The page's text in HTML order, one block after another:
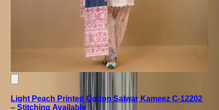
Light Peach Printed Cotton Salwar Kameez C-12202
– Stitching Available